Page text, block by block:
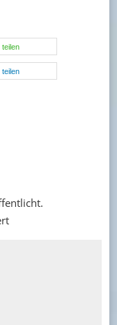
teilen
teilen